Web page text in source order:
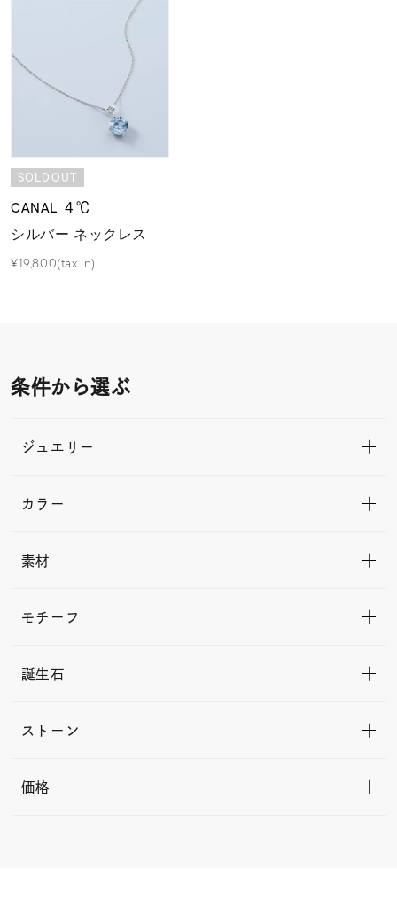
SOLDOUT
CANAL ４℃
シルバー ネックレス
¥19,800(tax in)
条件から選ぶ
ジュエリー
カラー
素材
モチーフ
誕生石
ストーン
価格